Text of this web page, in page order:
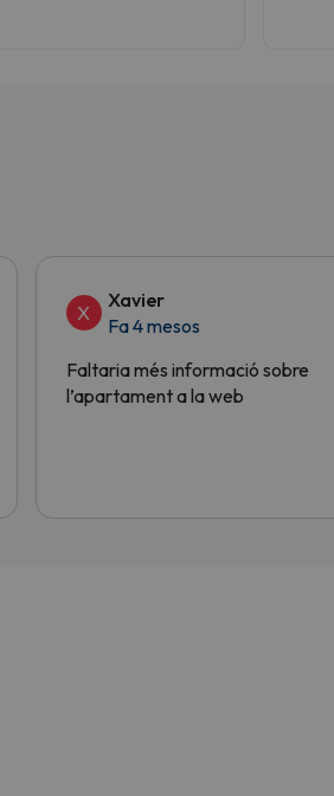
X
Xavier
Fa 4 mesos
Faltaria més informació sobre
l’apartament a la web